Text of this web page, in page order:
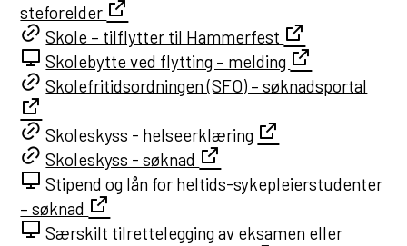
steforelder
Skole – tilflytter til Hammerfest
Skolebytte ved flytting – melding
Skolefritidsordningen (SFO) – søknadsportal
Skoleskyss - helseerklæring
Skoleskyss - søknad
Stipend og lån for heltids-sykepleierstudenter
– søknad
Særskilt tilrettelegging av eksamen eller